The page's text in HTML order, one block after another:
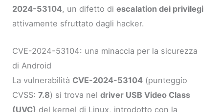
2024-53104, un difetto diescalation dei privilegi
attivamente sfruttato dagli hacker.
CVE-2024-53104: una minaccia per la sicurezza
di Android
La vulnerabilità CVE-2024-53104 (punteggio
CVSS:7.8) si trova neldriver USB Video Class
(UVC) del kernel di Linux, introdotto con la